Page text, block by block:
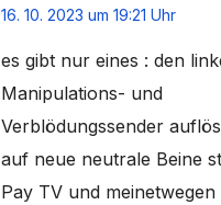
16. 10. 2023 um 19:21 Uhr
es gibt nur eines : den
Manipulations- und
Verblödungssender
auf neue neutrale Beine
Pay TV und meinetwegen